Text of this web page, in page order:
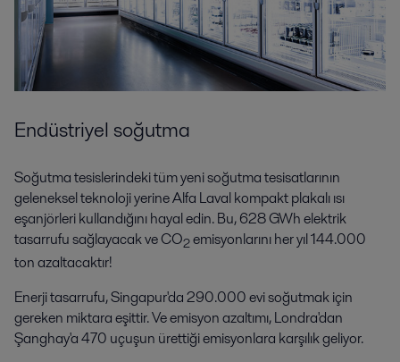
Endüstriyel soğutma
Soğutma tesislerindeki tüm yeni soğutma tesisatlarının
geleneksel teknoloji yerine Alfa Laval kompakt plakalı ısı
eşanjörleri kullandığını hayal edin. Bu, 628 GWh elektrik
tasarrufu sağlayacak ve CO2emisyonlarını her yıl 144.000
ton azaltacaktır!
Enerji tasarrufu, Singapur'da 290.000 evi soğutmak için
gereken miktara eşittir. Ve emisyon azaltımı, Londra'dan
Şanghay'a 470 uçuşun ürettiği emisyonlara karşılık geliyor.